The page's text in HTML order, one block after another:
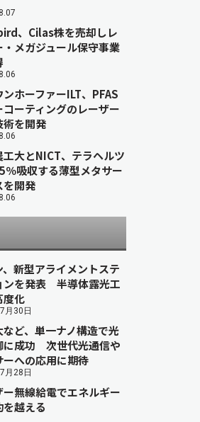
、Cilas株を売却しレ
・メガジュール保守事業
ンホーファーILT、PFAS
コーティングのレーザー
術を開発
工大とNICT、テラヘルツ
％吸収する薄型メタサー
を開発
、新型アライメントステ
ンを発表 半導体露光工
度化
月30日
など、単一ナノ構造で光
に成功 次世代光通信や
ーへの応用に期待
月28日
ー無線給電でエネルギー
を越える